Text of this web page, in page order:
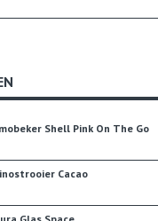
Shell Pink On The Go
Cacao